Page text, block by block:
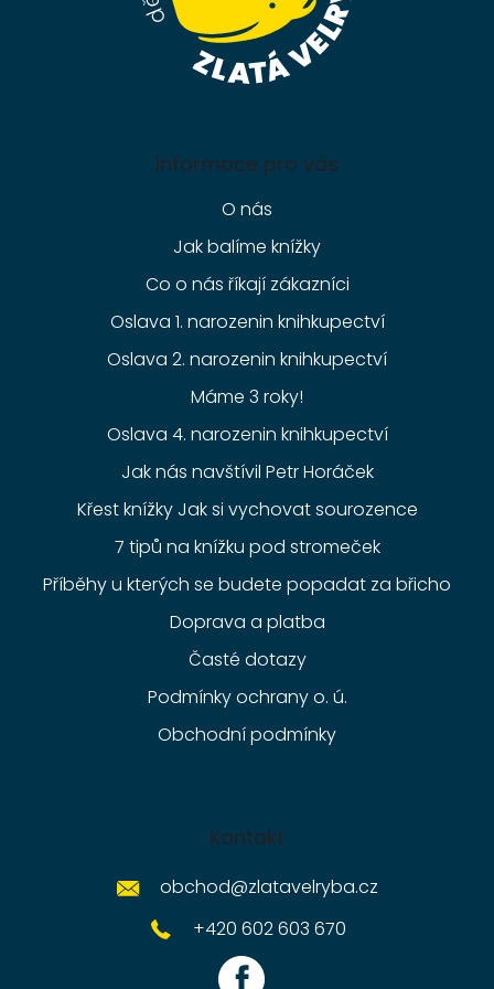
Informace pro vás
O nás
Jak balíme knížky
Co o nás říkají zákazníci
Oslava 1. narozenin knihkupectví
Oslava 2. narozenin knihkupectví
Máme 3 roky!
Oslava 4. narozenin knihkupectví
Jak nás navštívil Petr Horáček
Křest knížky Jak si vychovat sourozence
7 tipů na knížku pod stromeček
Příběhy u kterých se budete popadat za břicho
Doprava a platba
Časté dotazy
Podmínky ochrany o. ú.
Obchodní podmínky
Kontakt
obchod@zlatavelryba.cz
+420 602 603 670